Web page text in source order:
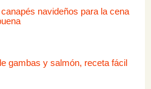
navideños para la cena
gambas y salmón, receta fácil